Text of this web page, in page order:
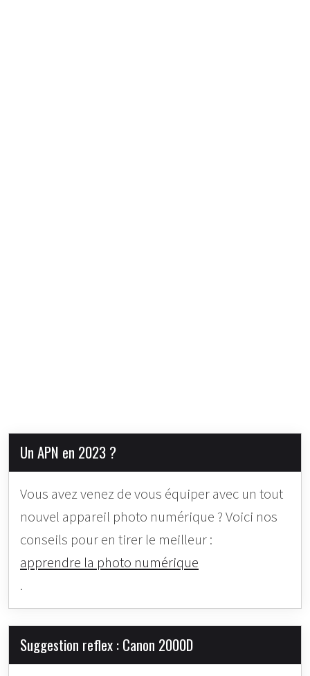
Un APN en 2023 ?
Vous avez venez de vous équiper avec un tout
nouvel appareil photo numérique ? Voici nos
conseils pour en tirer le meilleur :
apprendre la photo numérique
.
Suggestion reflex : Canon 2000D